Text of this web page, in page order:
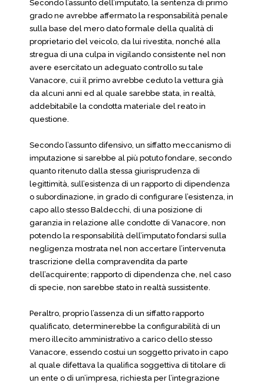
Secondo l’assunto dell’imputato, la sentenza di primo
grado ne avrebbe affermato la responsabilità penale
sulla base del mero dato formale della qualità di
proprietario del veicolo, da lui rivestita, nonché alla
stregua di una culpa in vigilando consistente nel non
avere esercitato un adeguato controllo su tale
Vanacore, cui il primo avrebbe ceduto la vettura già
da alcuni anni ed al quale sarebbe stata, in realtà,
addebitabile la condotta materiale del reato in
questione.
Secondo l’assunto difensivo, un siffatto meccanismo di
imputazione si sarebbe al più potuto fondare, secondo
quanto ritenuto dalla stessa giurisprudenza di
legittimità, sull’esistenza di un rapporto di dipendenza
o subordinazione, in grado di configurare l’esistenza, in
capo allo stesso Baldecchi, di una posizione di
garanzia in relazione alle condotte di Vanacore, non
potendo la responsabilità dell’imputato fondarsi sulla
negligenza mostrata nel non accertare l’intervenuta
trascrizione della compravendita da parte
dell’acquirente; rapporto di dipendenza che, nel caso
di specie, non sarebbe stato in realtà sussistente.
Peraltro, proprio l’assenza di un siffatto rapporto
qualificato, determinerebbe la configurabilità di un
mero illecito amministrativo a carico dello stesso
Vanacore, essendo costui un soggetto privato in capo
al quale difettava la qualifica soggettiva di titolare di
un ente o di un’impresa, richiesta per l’integrazione